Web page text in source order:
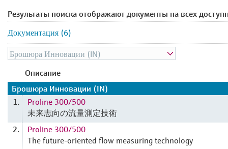
Результаты поиска отображают документы на всех
Документация (6)
Описание
Брошюра Инновации (IN)
1.
Proline 300/500
未来志向の流量測定技術
2.
Proline 300/500
The future-oriented flow measuring technology